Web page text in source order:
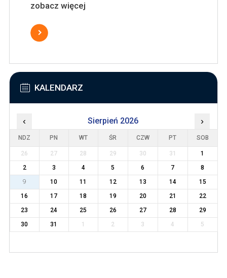
zobacz więcej
KALENDARZ
‹ Sierpień 2026 ›
NDZ PN WT ŚR CZW PT SOB
26 27 28 29 30 31
1
2
3 4 5 6 7
8
9
10 11 12 13 14
15
16
17 18 19 20 21
22
23
24 25 26 27 28
29
30
31 1 2 3 4 5